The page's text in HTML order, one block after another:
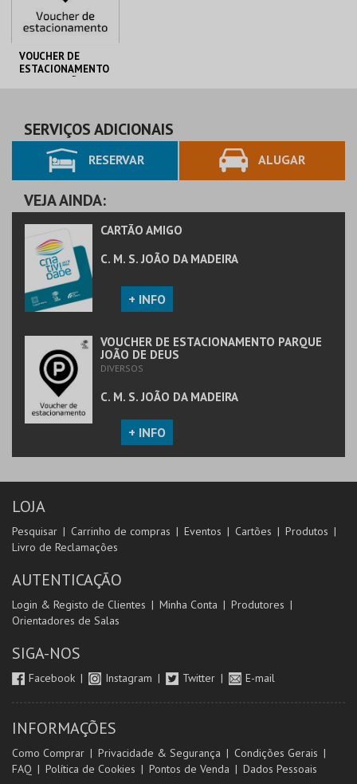
VOUCHER DE
ESTACIONAMENTO
MAIS INFO
COMPRAR
SERVIÇOS ADICIONAIS
RESERVAR ALUGAR
VEJA AINDA:
CARTÃO AMIGO
C. M. S. JOÃO DA MADEIRA
+ INFO
VOUCHER DE ESTACIONAMENTO PARQUE
JOÃO DE DEUS
DIVERSOS
C. M. S. JOÃO DA MADEIRA
+ INFO
LOJA
Pesquisar Carrinho de compras Eventos Cartões
Produtos
Livro de Reclamações
AUTENTICAÇÃO
Login & Registo de Clientes Minha Conta
Produtores
Orientadores de Salas
SIGA-NOS
Facebook Instagram Twitter E-mail
INFORMAÇÕES
Como Comprar Privacidade & Segurança
Condições Gerais
FAQ
Política de Cookies Pontos de Venda Dados Pessoais